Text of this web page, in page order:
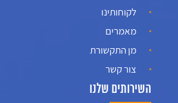
לקוחותינו
מאמרים
מן התקשורת
צור קשר
השירותים שלנו